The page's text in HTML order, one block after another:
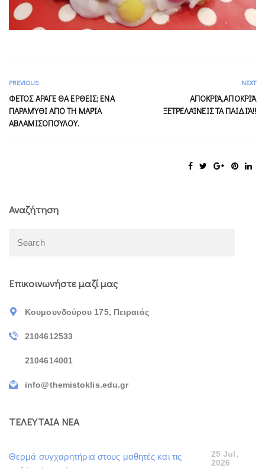
PREVIOUS
ΦΕΤΟΣ ΑΡΑΓΕ ΘΑ ΕΡΘΕΙΣ; ΕΝΑ
ΠΑΡΑΜΎΘΙ ΑΠΟ ΤΗ ΜΑΡΊΑ
ΑΒΛΑΜΙΣΟΠΟΎΛΟΥ.
NEXT
AΠΟΚΡΙΆ,ΑΠΟΚΡΙΆ
ΞΕΤΡΕΛΑΊΝΕΙΣ ΤΑ ΠΑΙΔΙΆ!!
Αναζήτηση
Επικοινωνήστε μαζί μας
Κουμουνδούρου 175, Πειραιάς
2104612533
2104614001
info@themistoklis.edu.gr
ΤΕΛΕΥΤΑΙΑ ΝΕΑ
Θερμά συγχαρητήρια στους μαθητές και τις
25 Jul,
2026